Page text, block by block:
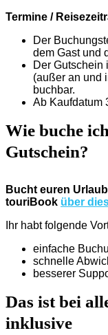
Termine /
Der
dem Gast und
Der Gutschein
(außer an und
buchbar.
Ab Kaufdatum
Wie buche
Gutschein?
Bucht euren
touriBook über
Ihr habt folgende
einfache
schnelle
besserer
Das ist bei
inklusive